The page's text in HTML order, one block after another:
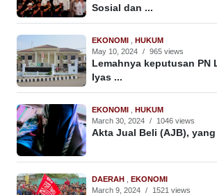
Sosial dan ...
EKONOMI
HUKUM
May 10, 2024 / 965 views
Lemahnya keputusan PN
Iyas ...
EKONOMI
HUKUM
March 30, 2024 / 1046 views
Akta Jual Beli (AJB),
DAERAH
EKONOMI
March 9, 2024 / 1521 views